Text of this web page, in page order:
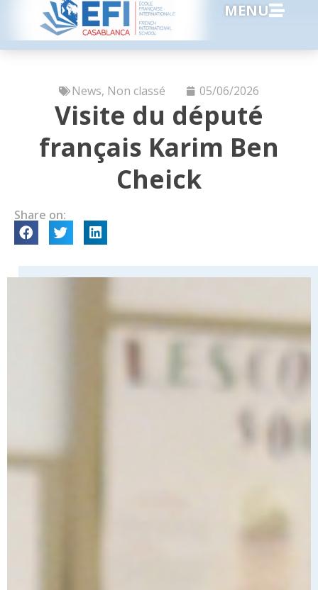
MENU
News, Non classé 05/06/2026
Visite du député
français Karim Ben
Cheick
Share on: